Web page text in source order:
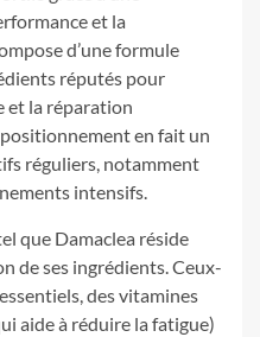
et la
d’une formule
réputés pour
et la réparation
en fait un
réguliers, notamment
intensifs.
que Damaclea réside
de ses ingrédients. Ceux-
des vitamines
aide à réduire la fatigue)